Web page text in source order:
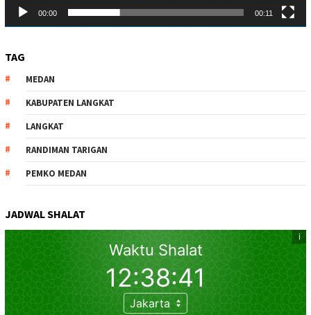
00:00 00:11
TAG
MEDAN
KABUPATEN LANGKAT
LANGKAT
RANDIMAN TARIGAN
PEMKO MEDAN
JADWAL SHALAT